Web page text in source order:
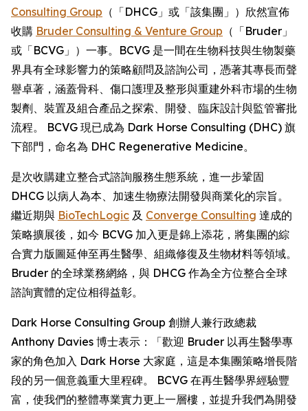
Consulting Group （「DHCG」或「該集團」）欣然宣佈
收購 Bruder Consulting & Venture Group （「Bruder」
或「BCVG」）一事。BCVG 是一間在生物科技與生物製藥
界具有全球影響力的策略顧問及諮詢公司，憑著其專長而聲
譽卓著，涵蓋骨科、傷口護理及整形與重建外科市場的生物
製劑、裝置及組合產品之探索、開發、臨床設計與監管審批
流程。 BCVG 現已成為 Dark Horse Consulting (DHC) 旗
下部門，命名為 DHC Regenerative Medicine。
是次收購建立整合式諮詢服務生態系統，進一步鞏固
DHCG 以病人為本、加速生物療法開發與商業化的宗旨。
繼近期與 BioTechLogic 及 Converge Consulting 達成的
策略擴展後，如今 BCVG 加入更是錦上添花，將集團的綜
合實力版圖延伸至再生醫學、組織修復及生物材料等領域。
Bruder 的全球業務網絡，與 DHCG 作為全方位整合全球
諮詢實體的定位相得益彰。
Dark Horse Consulting Group 創辦人兼行政總裁
Anthony Davies 博士表示：「歡迎 Bruder 以再生醫學專
家的角色加入 Dark Horse 大家庭，這是本集團策略增長階
段的另一個意義重大里程碑。 BCVG 在再生醫學界經驗豐
富，使我們的整體專業實力更上一層樓，並提升我們為開發